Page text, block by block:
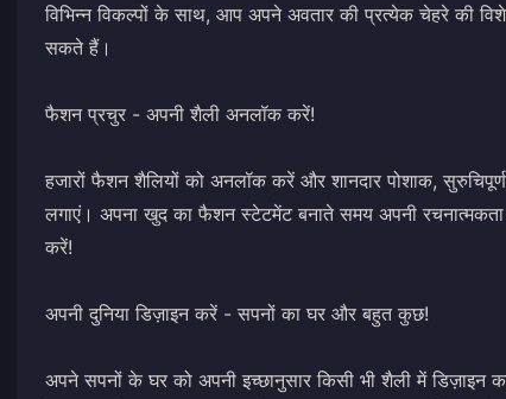
विभिन्न विकल्पों के साथ, आप अपने अवतार की प्रत्येक चेहरे की
सकते हैं।
फैशन प्रचुर - अपनी शैली अनलॉक करें!
हजारों फैशन शैलियों को अनलॉक करें और शानदार पोशाक,
लगाएं। अपना खुद का फैशन स्टेटमेंट बनाते समय अपनी
करें!
अपनी दुनिया डिज़ाइन करें - सपनों का घर और बहुत कुछ!
अपने सपनों के घर को अपनी इच्छानुसार किसी भी शैली में डिज़ाइन